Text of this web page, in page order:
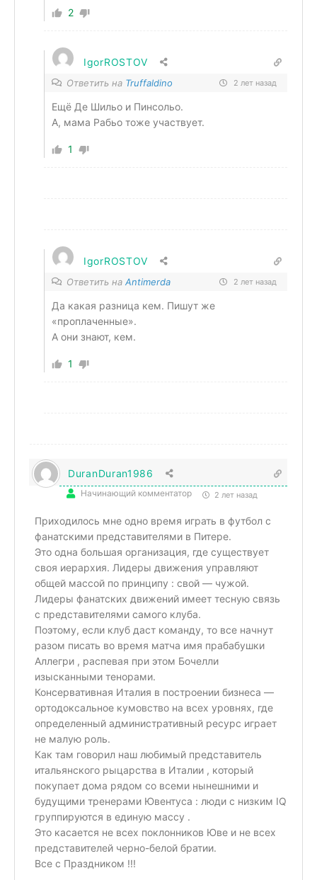
2
IgorROSTOV
Ответить на Truffaldino 2 лет назад
Ещë Де Шильо и Пинсольо.
А, мама Рабьо тоже участвует.
1
IgorROSTOV
Ответить на Antimerda 2 лет назад
Да какая разница кем. Пишут же
«проплаченные».
А они знают, кем.
1
DuranDuran1986
Начинающий комментатор 2 лет назад
Приходилось мне одно время играть в футбол с
фанатскими представителями в Питере.
Это одна большая организация, где существует
своя иерархия. Лидеры движения управляют
общей массой по принципу : свой — чужой.
Лидеры фанатских движений имеет тесную связь
с представителями самого клуба.
Поэтому, если клуб даст команду, то все начнут
разом писать во время матча имя прабабушки
Аллегри , распевая при этом Бочелли
изысканными тенорами.
Консервативная Италия в построении бизнеса —
ортодоксальное кумовство на всех уровнях, где
определенный административный ресурс играет
не малую роль.
Как там говорил наш любимый представитель
итальянского рыцарства в Италии , который
покупает дома рядом со всеми нынешними и
будущими тренерами Ювентуса : люди с низким IQ
группируются в единую массу .
Это касается не всех поклонников Юве и не всех
представителей черно-белой братии.
Все с Праздником !!!